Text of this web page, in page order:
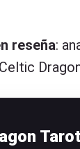
reseña:
Tarot